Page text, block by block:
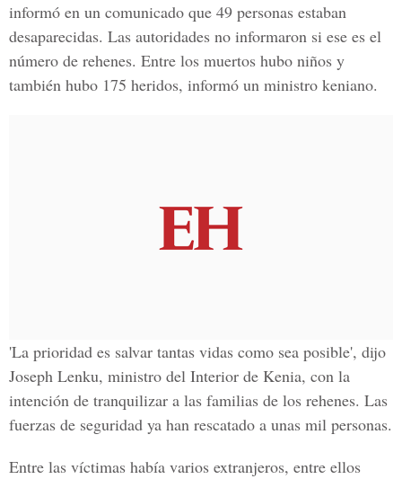
informó en un comunicado que 49 personas estaban
desaparecidas. Las autoridades no informaron si ese es el
número de rehenes. Entre los muertos hubo niños y
también hubo 175 heridos, informó un ministro keniano.
'La prioridad es salvar tantas vidas como sea posible', dijo
Joseph Lenku, ministro del Interior de Kenia, con la
intención de tranquilizar a las familias de los rehenes. Las
fuerzas de seguridad ya han rescatado a unas mil personas.
Entre las víctimas había varios extranjeros, entre ellos